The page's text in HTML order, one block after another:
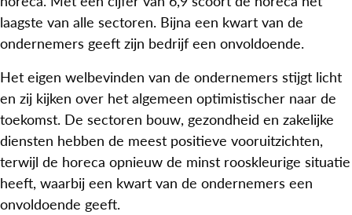
laagste van alle sectoren. Bijna een kwart van de
ondernemers geeft zijn bedrijf een onvoldoende.
Het eigen welbevinden van de ondernemers stijgt licht
en zij kijken over het algemeen optimistischer naar de
toekomst. De sectoren bouw, gezondheid en zakelijke
diensten hebben de meest positieve vooruitzichten,
terwijl de horeca opnieuw de minst rooskleurige situatie
heeft, waarbij een kwart van de ondernemers een
onvoldoende geeft.